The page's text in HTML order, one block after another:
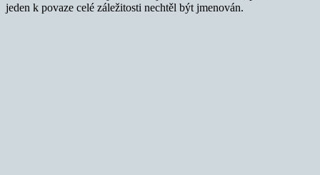
jeden k povaze celé záležitosti nechtěl být jmenován.